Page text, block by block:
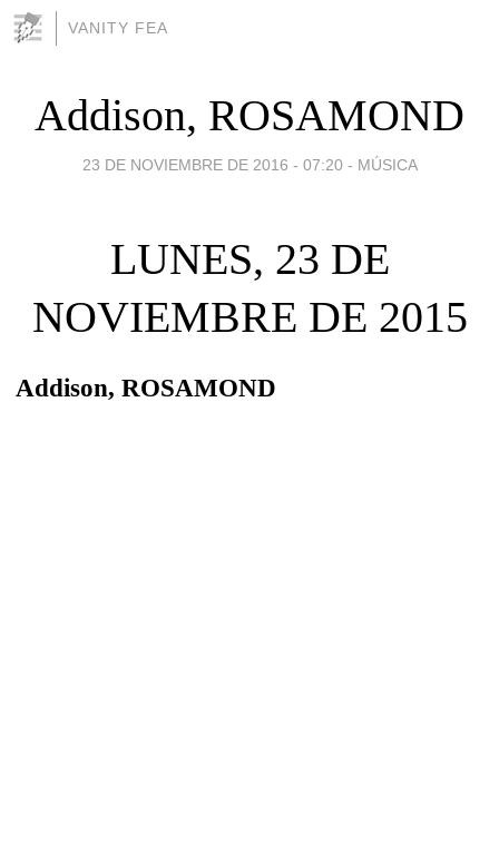
VANITY FEA
Addison, ROSAMOND
23 DE NOVIEMBRE DE 2016 - 07:20 - MÚSICA
LUNES, 23 DE
NOVIEMBRE DE 2015
Addison, ROSAMOND